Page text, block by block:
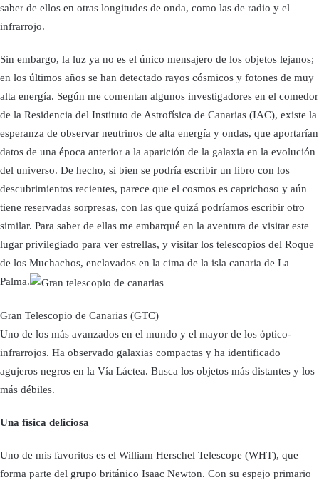
saber de ellos en otras longitudes de onda, como las de radio y el
infrarrojo.
Sin embargo, la luz ya no es el único mensajero de los objetos lejanos;
en los últimos años se han detectado rayos cósmicos y fotones de muy
alta energía. Según me comentan algunos investigadores en el comedor
de la Residencia del Instituto de Astrofísica de Canarias (IAC), existe la
esperanza de observar neutrinos de alta energía y ondas, que aportarían
datos de una época anterior a la aparición de la galaxia en la evolución
del universo. De hecho, si bien se podría escribir un libro con los
descubrimientos recientes, parece que el cosmos es caprichoso y aún
tiene reservadas sorpresas, con las que quizá podríamos escribir otro
similar. Para saber de ellas me embarqué en la aventura de visitar este
lugar privilegiado para ver estrellas, y visitar los telescopios del Roque
de los Muchachos, enclavados en la cima de la isla canaria de La
Palma.
Gran Telescopio de Canarias (GTC)
Uno de los más avanzados en el mundo y el mayor de los óptico-
infrarrojos. Ha observado galaxias compactas y ha identificado
agujeros negros en la Vía Láctea. Busca los objetos más distantes y los
más débiles.
Una física deliciosa
Uno de mis favoritos es el William Herschel Telescope (WHT), que
forma parte del grupo británico Isaac Newton. Con su espejo primario